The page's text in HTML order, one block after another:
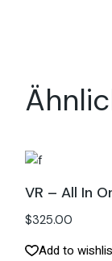
VR – All In
$325.00
Add to